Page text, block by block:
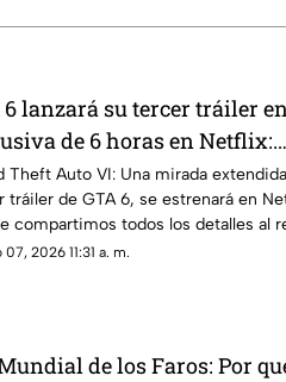
6 lanzará su tercer tráiler
de 6 horas en Netflix:
será el estreno del
Theft Auto VI?
Theft Auto VI: Una mirada
tráiler de GTA 6, se estrenará en
compartimos todos los detalles al
2026 11:31 a. m.
de los Faros: Por